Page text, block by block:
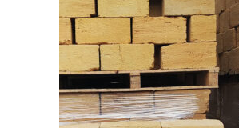
ДОДАТИ В КОШИК